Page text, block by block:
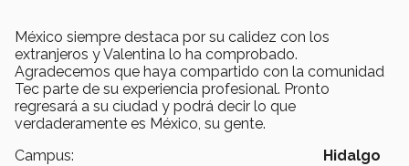
México siempre destaca por su calidez con los
extranjeros y Valentina lo ha comprobado.
Agradecemos que haya compartido con la comunidad
Tec parte de su experiencia profesional. Pronto
regresará a su ciudad y podrá decir lo que
verdaderamente es México, su gente.
Campus:
Hidalgo